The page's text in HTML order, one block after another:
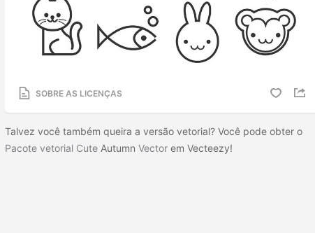
SOBRE AS LICENÇAS
Talvez você também queira a versão vetorial? Você pode obter o
Pacote vetorial Cute Autumn Vector em Vecteezy!